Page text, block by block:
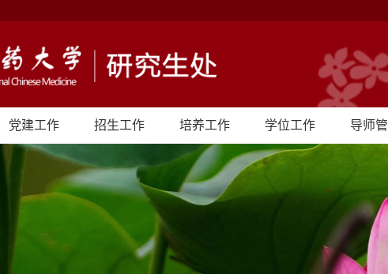
党建工作 招生工作 培养工作 学位工作 导师